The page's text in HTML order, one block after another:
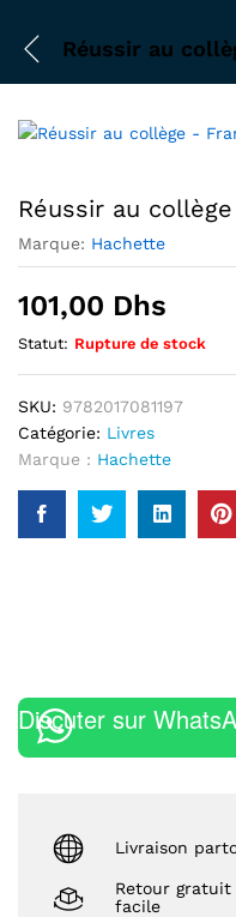
Réussir au
Marque: Hachette
101,00 Dhs
Statut: Rupture de stock
SKU: 9782017081197
Catégorie: Livres
Marque : Hachette
Discuter sur
Livraison
Retour gratuit
facile